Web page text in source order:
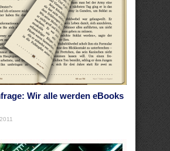
Wir alle werden eBooks